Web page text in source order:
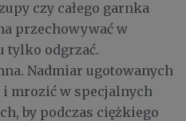
czy całego garnka
przechowywać w
tylko odgrzać.
Nadmiar ugotowanych
i mrozić w specjalnych
by podczas ciężkiego